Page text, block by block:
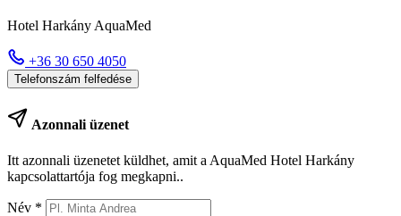
Hotel Harkány AquaMed
+36 30 650 4050
Telefonszám felfedése
Azonnali üzenet
Itt azonnali üzenetet küldhet, amit a AquaMed Hotel Harkány
kapcsolattartója fog megkapni..
Név *